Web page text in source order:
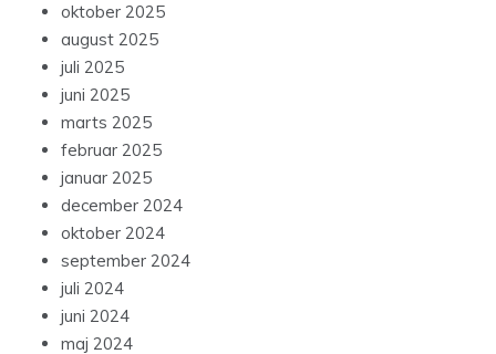
oktober 2025
august 2025
juli 2025
juni 2025
marts 2025
februar 2025
januar 2025
december 2024
oktober 2024
september 2024
juli 2024
juni 2024
maj 2024